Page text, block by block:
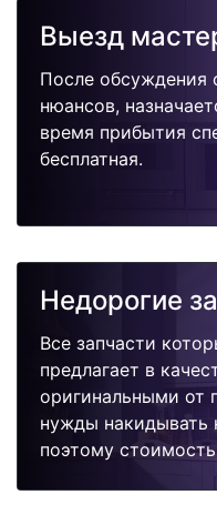
Выезд
После
нюансов,
время прибытия
бесплатная.
Недорогие
Все запчасти
предлагает в
оригинальными от
нужды накидывать
поэтому